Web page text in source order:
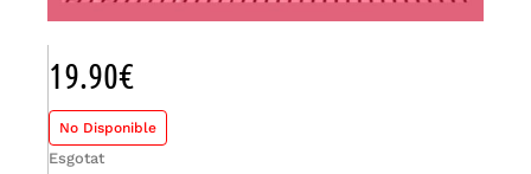
19.90€
No Disponible
Esgotat